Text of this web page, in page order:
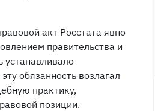
акт Росстата явно
правительства и
обязанность возлагал
практику,
позиции.